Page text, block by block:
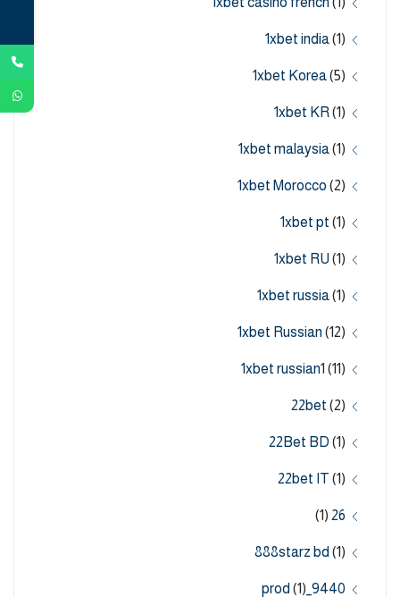
1xbet india(1)
1xbet Korea(5)
1xbet KR(1)
1xbet malaysia(1)
1xbet Morocco (2)
1xbet pt (1)
1xbet RU (1)
1xbet russia(1)
1xbet Russian (12)
1xbet russian1 (11)
22bet (2)
22Bet BD (1)
22bet IT (1)
26
(1)
888starz bd (1)
9440_prod
(1)